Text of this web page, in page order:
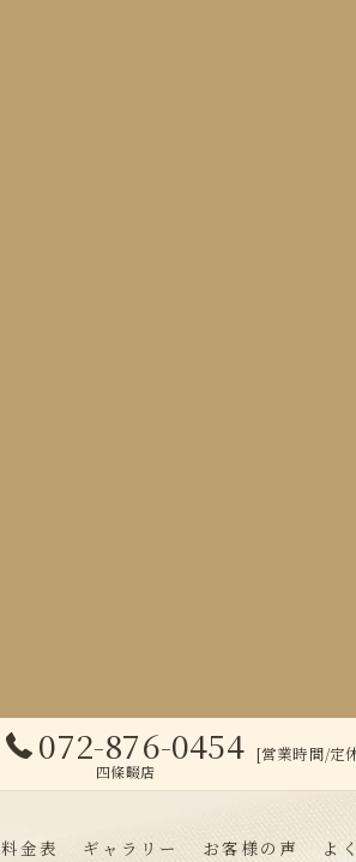
072-876-0454
四條畷店
[営業時間/定
料金表 ギャラリー お客様の声 よ